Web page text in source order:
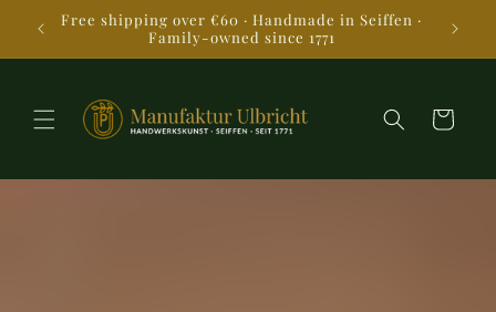
Skip to
content
&
Free shipping over €60 · Handmade in Seiffen ·
Family-owned since 1771
Cart